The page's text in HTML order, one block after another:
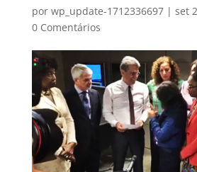
por wp_update-1712336697| set
0 Comentários